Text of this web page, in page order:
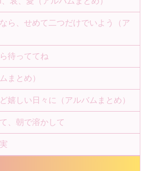
ら、せめて二つだけでいよう（ア
待っててね
まとめ）
嬉しい日々に（アルバムまとめ）
、朝で溶かして